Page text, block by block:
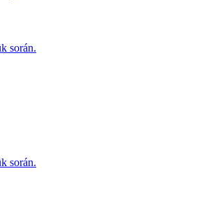
során.
során.